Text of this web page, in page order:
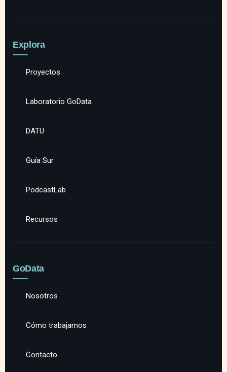
Explora
Proyectos
Laboratorio GoData
DATU
Guía Sur
PodcastLab
Recursos
GoData
Nosotros
Cómo trabajamos
Contacto